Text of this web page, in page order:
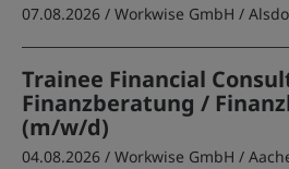
07.08.2026 / Workwise GmbH /
Trainee Financial
Finanzberatung /
(m/w/d)
04.08.2026 / Workwise GmbH /